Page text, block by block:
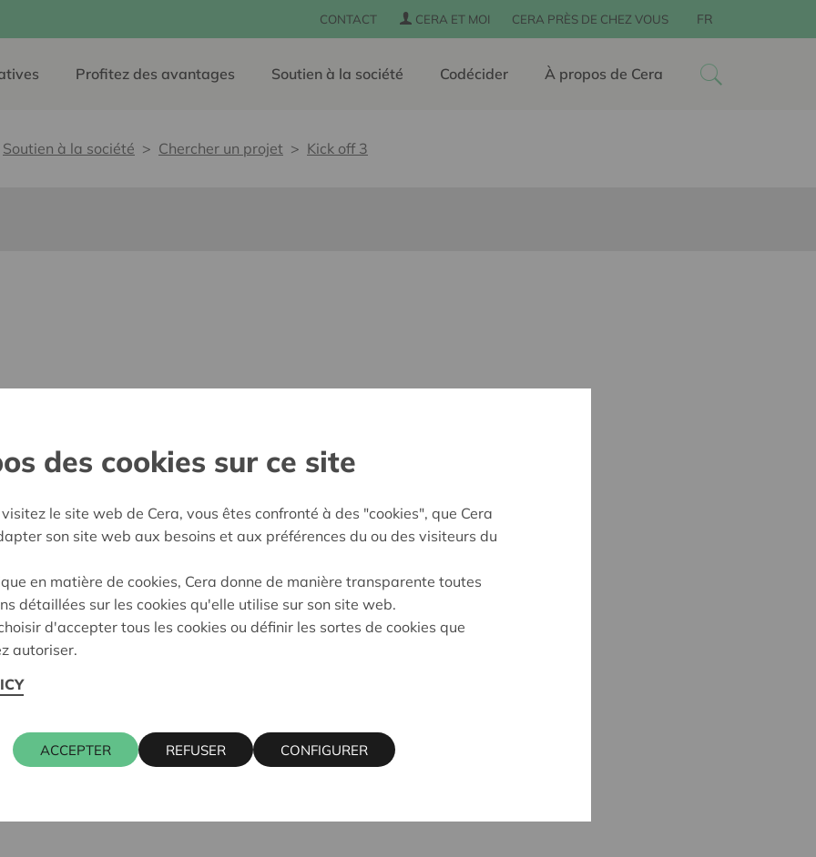
CONTACT CERA ET MOI CERA PRÈS DE CHEZ VOUS FR
Profitez des avantages Soutien à la société Codécider À propos de Cera
Soutien à la société Chercher un projet Kick off 3
sans barrières
Limburg
décision:
Approuvé
Cera contact
016 27 96 74
kris.debruyne@cera.coop
des cookies sur ce site
le site web de Cera, vous êtes confronté à des "cookies", que Cera
son site web aux besoins et aux préférences du ou des visiteurs du
en matière de cookies, Cera donne de manière transparente toutes
détaillées sur les cookies qu'elle utilise sur son site web.
d'accepter tous les cookies ou définir les sortes de cookies que
autoriser.
ACCEPTER REFUSER CONFIGURER